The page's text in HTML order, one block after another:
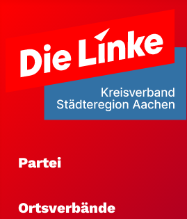
Partei
Ortsverbände